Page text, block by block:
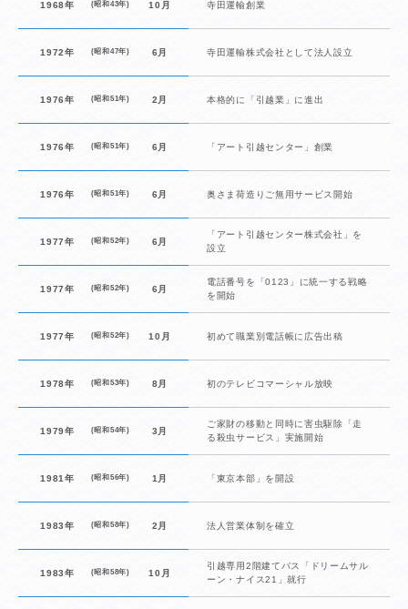
1968年 (昭和43年) 10月 寺田運輸創業
1972年 (昭和47年) 6月 寺田運輸株式会社として法人設立
1976年 (昭和51年) 2月 本格的に「引越業」に進出
1976年 (昭和51年) 6月 「アート引越センター」創業
1976年 (昭和51年) 6月 奥さま荷造りご無用サービス開始
1977年 (昭和52年) 6月
「アート引越センター株式会社」を
設立
1977年 (昭和52年) 6月
電話番号を「0123」に統一する戦略
を開始
1977年 (昭和52年) 10月 初めて職業別電話帳に広告出稿
1978年 (昭和53年) 8月 初のテレビコマーシャル放映
1979年 (昭和54年) 3月
ご家財の移動と同時に害虫駆除「走
る殺虫サービス」実施開始
1981年 (昭和56年) 1月 「東京本部」を開設
1983年 (昭和58年) 2月 法人営業体制を確立
1983年 (昭和58年) 10月
引越専用2階建てバス「ドリームサル
ーン・ナイス21」就行